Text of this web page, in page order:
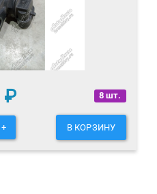
8 шт.
₽
+ В КОРЗИНУ